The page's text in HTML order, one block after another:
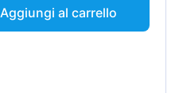
Aggiungi al carrello